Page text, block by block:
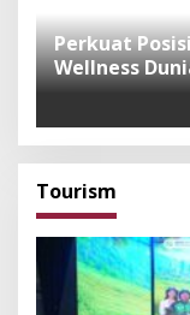
Perkuat
Wellness
Exhibitor
Tourism